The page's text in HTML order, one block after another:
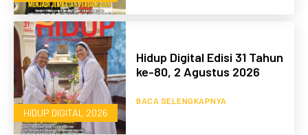
HIDUP DIGITAL 2026
Hidup Digital Edisi 31 Tahun
ke-80, 2 Agustus 2026
BACA SELENGKAPNYA